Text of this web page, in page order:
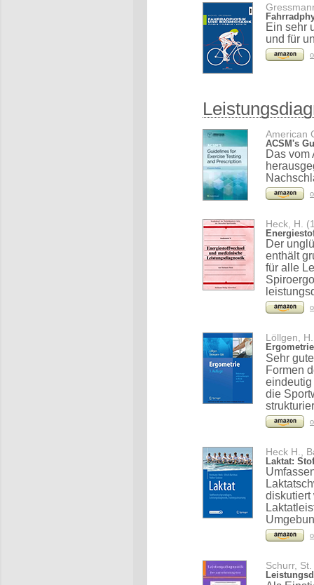
Ein sehr
und für
American
ACSM's
Das vom
Heck, H.
Der
enthält
für alle
Löllgen,
Sehr
Formen
eindeutig
die
Heck H.,
Laktat:
diskutiert
Schurr,